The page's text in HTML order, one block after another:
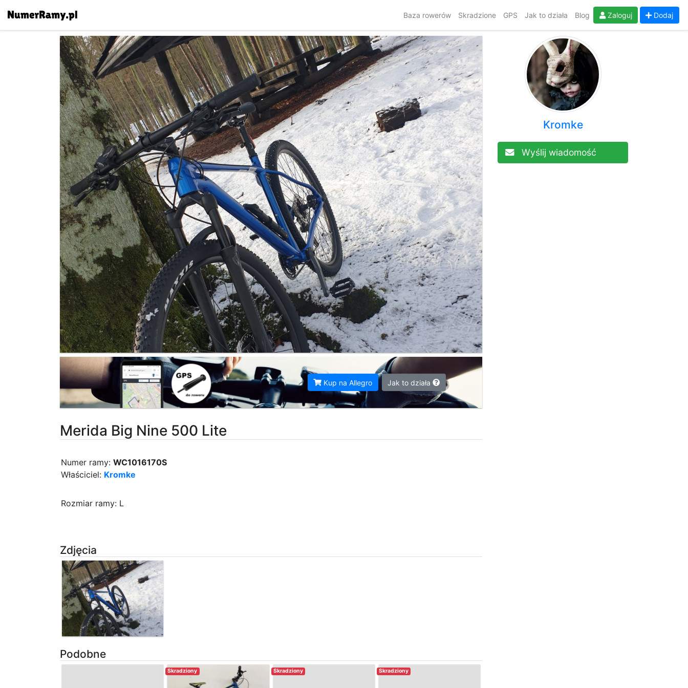
Baza rowerów Skradzione GPS Jak to działa Blog Zaloguj Dodaj
Kup na Allegro Jak to działa
Merida Big Nine 500 Lite
Numer ramy: WC1016170S
Właściciel: Kromke
Rozmiar ramy: L
Zdjęcia
Kromke
Wyślij wiadomość
Podobne
Skradziony Skradziony Skradziony